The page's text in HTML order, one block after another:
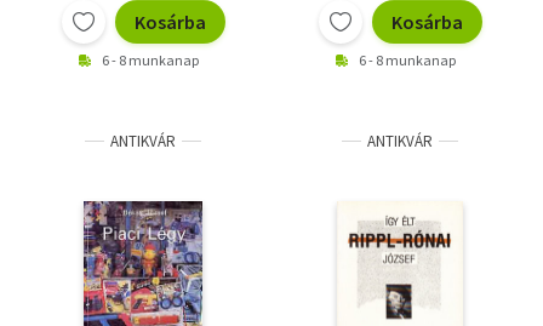
Kosárba
6 - 8 munkanap
Kosárba
6 - 8 munkanap
ANTIKVÁR ANTIKVÁR